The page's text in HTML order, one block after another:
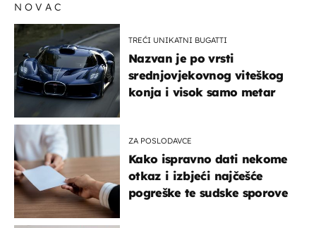
NOVAC
TREĆI UNIKATNI BUGATTI
Nazvan je po vrsti
srednjovjekovnog viteškog
konja i visok samo metar
ZA POSLODAVCE
Kako ispravno dati nekome
otkaz i izbjeći najčešće
pogreške te sudske sporove